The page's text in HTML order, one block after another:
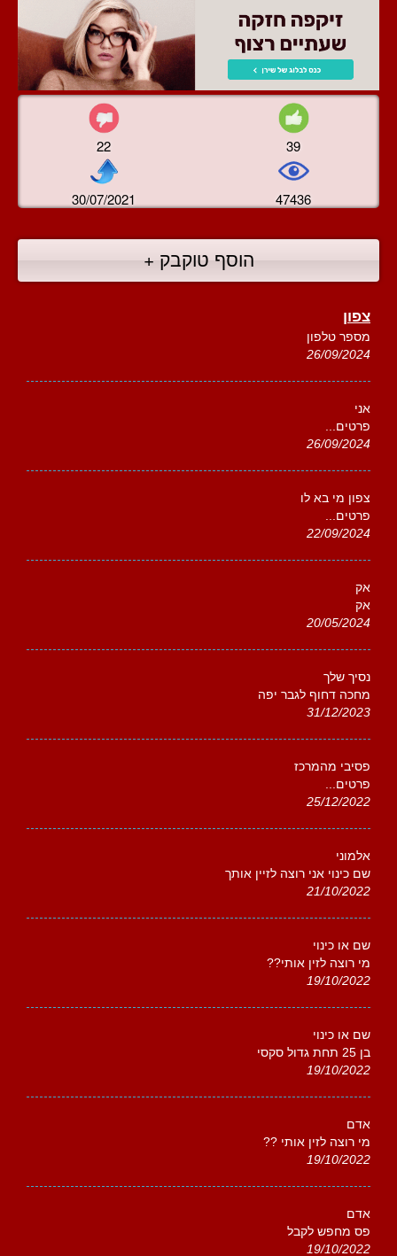
22 39
30/07/2021 47436
הוסף טוקבק +
צפון
מספר טלפון
26/09/2024
אני
פרטים...
26/09/2024
צפון מי בא לו
פרטים...
22/09/2024
אק
אק
20/05/2024
נסיך שלך
מחכה דחוף לגבר יפה
31/12/2023
פסיבי מהמרכז
פרטים...
25/12/2022
אלמוני
שם כינוי אני רוצה לזיין אותך
21/10/2022
שם או כינוי
מי רוצה לזין אותי??
19/10/2022
שם או כינוי
בן 25 תחת גדול סקסי
19/10/2022
אדם
מי רוצה לזין אותי ??
19/10/2022
אדם
פס מחפש לקבל
19/10/2022